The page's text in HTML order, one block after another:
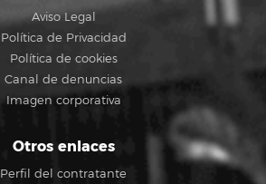
Aviso Legal
Política de Privacidad
Política de cookies
Canal de denuncias
Imagen corporativa
Otros enlaces
Perfil del contratante